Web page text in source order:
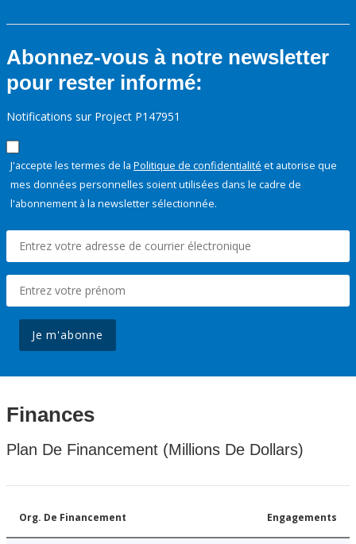
Abonnez-vous à notre newsletter
pour rester informé:
Notifications sur Project P147951
J'accepte les termes de la Politique de confidentialité et autorise que
mes données personnelles soient utilisées dans le cadre de
l'abonnement à la newsletter sélectionnée.
Je m'abonne
Finances
Plan De Financement (Millions De Dollars)
Org. De Financement Engagements